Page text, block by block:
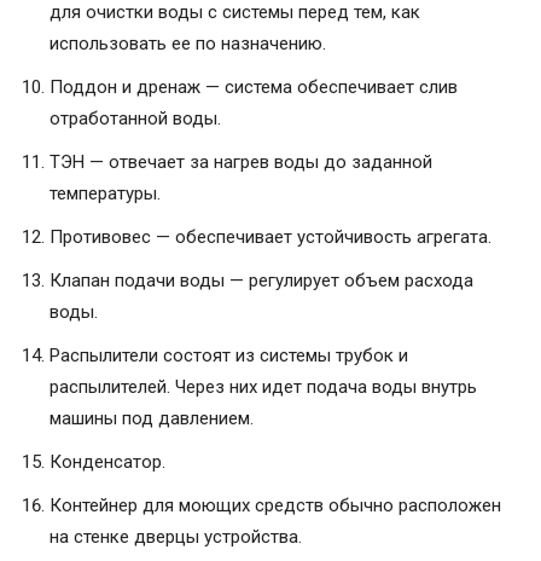
для очистки воды с системы перед тем, как
использовать ее по назначению.
Поддон и дренаж — система обеспечивает слив
отработанной воды.
ТЭН — отвечает за нагрев воды до заданной
температуры.
Противовес — обеспечивает устойчивость агрегата.
Клапан подачи воды — регулирует объем расхода
воды.
Распылители состоят из системы трубок и
распылителей. Через них идет подача воды внутрь
машины под давлением.
Конденсатор.
Контейнер для моющих средств обычно расположен
на стенке дверцы устройства.